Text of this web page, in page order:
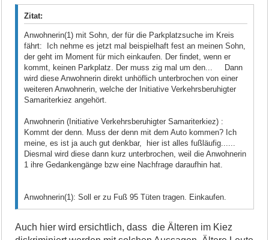
Zitat:
Anwohnerin(1) mit Sohn, der für die Parkplatzsuche im Kreis
fährt: Ich nehme es jetzt mal beispielhaft fest an meinen Sohn,
der geht im Moment für mich einkaufen. Der findet, wenn er
kommt, keinen Parkplatz. Der muss zig mal um den... Dann
wird diese Anwohnerin direkt unhöflich unterbrochen von einer
weiteren Anwohnerin, welche der Initiative Verkehrsberuhigter
Samariterkiez angehört.
Anwohnerin (Initiative Verkehrsberuhigter Samariterkiez) :
Kommt der denn. Muss der denn mit dem Auto kommen? Ich
meine, es ist ja auch gut denkbar, hier ist alles fußläufig......
Diesmal wird diese dann kurz unterbrochen, weil die Anwohnerin
1 ihre Gedankengänge bzw eine Nachfrage daraufhin hat.
Anwohnerin(1): Soll er zu Fuß 95 Tüten tragen. Einkaufen.
Auch hier wird ersichtlich, dass die Älteren im Kiez